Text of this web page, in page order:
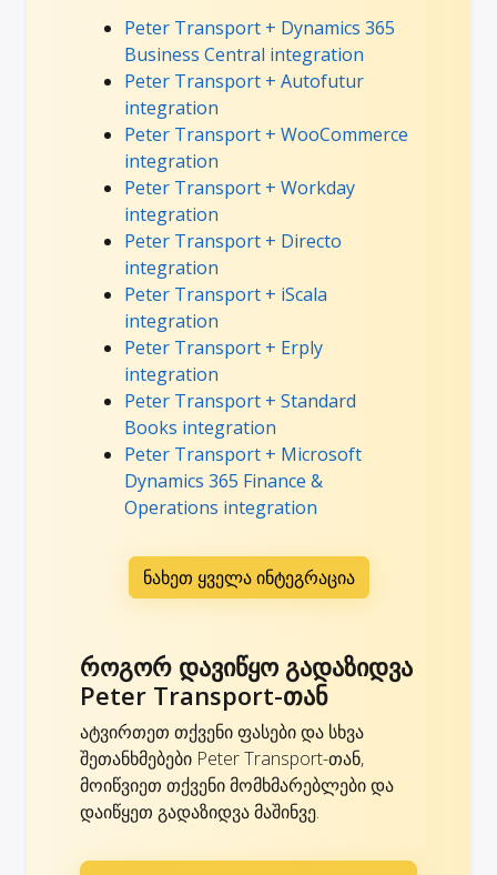
Peter Transport + Dynamics 365
Business Central integration
Peter Transport + Autofutur
integration
Peter Transport + WooCommerce
integration
Peter Transport + Workday
integration
Peter Transport + Directo
integration
Peter Transport + iScala
integration
Peter Transport + Erply
integration
Peter Transport + Standard
Books integration
Peter Transport + Microsoft
Dynamics 365 Finance &
Operations integration
ნახეთ ყველა ინტეგრაცია
როგორ დავიწყო გადაზიდვა
Peter Transport-თან
ატვირთეთ თქვენი ფასები და სხვა
შეთანხმებები Peter Transport-თან,
მოიწვიეთ თქვენი მომხმარებლები და
დაიწყეთ გადაზიდვა მაშინვე.